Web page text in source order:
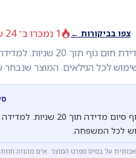
צפו בביקורות ←
1 נמכרו ב־ 24 שעות
מד חום דיגיטלי ציפצוף. מדידת
לכל הגילאים. המוצר שנבחר
מד חום דיגיטלי עם ציפצוף סיום
לכל המשפחה.
על בסיס מפרט המוצר. אינו מהווה